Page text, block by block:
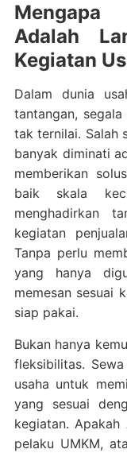
Adalah
Kegiatan
Dalam dunia
tantangan,
tak ternilai. Salah
banyak diminati
memberikan
baik skala
menghadirkan
kegiatan
Tanpa perlu
yang hanya
memesan sesuai
siap pakai.
Bukan hanya
fleksibilitas.
usaha untuk
yang sesuai
kegiatan.
pelaku UMKM,